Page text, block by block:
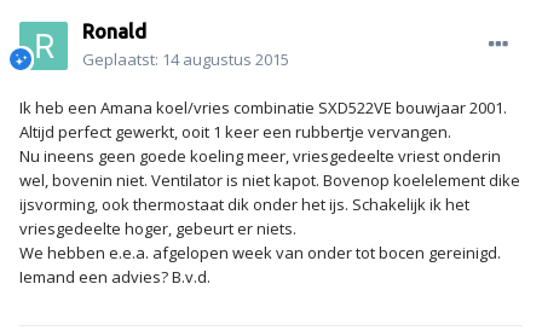
Ronald
Geplaatst: 14 augustus 2015
Ik heb een Amana koel/vries combinatie SXD522VE bouwjaar 2001.
Altijd perfect gewerkt, ooit 1 keer een rubbertje vervangen.
Nu ineens geen goede koeling meer, vriesgedeelte vriest onderin
wel, bovenin niet. Ventilator is niet kapot. Bovenop koelelement dike
ijsvorming, ook thermostaat dik onder het ijs. Schakelijk ik het
vriesgedeelte hoger, gebeurt er niets.
We hebben e.e.a. afgelopen week van onder tot bocen gereinigd.
Iemand een advies? B.v.d.